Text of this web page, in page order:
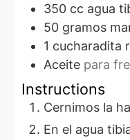
350 cc agua
50 gramos
1 cucharadita
Aceite para
Instructions
Cernimos la
En el agua tibia disolvemos la sal y la manteca, y la agregamos de a poco a la mezcla de harina, trabajando con las manos